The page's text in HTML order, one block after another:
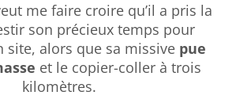
me faire croire qu’il a pris la
son précieux temps pour
site, alors que sa missive pue
et le copier-coller à trois
kilomètres.